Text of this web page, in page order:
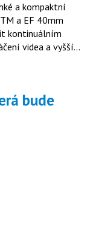
a kompaktní
a EF 40mm
kontinuálním
videa a vyšší